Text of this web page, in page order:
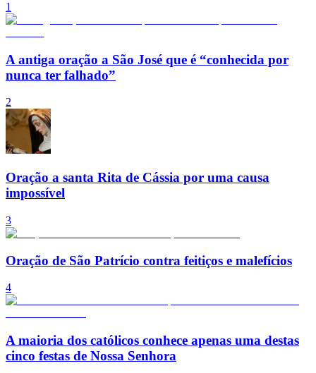
1
A antiga oração a São José que é “conhecida por
nunca ter falhado”
2
Oração a santa Rita de Cássia por uma causa
impossível
3
Oração de São Patrício contra feitiços e malefícios
4
A maioria dos católicos conhece apenas uma destas
cinco festas de Nossa Senhora